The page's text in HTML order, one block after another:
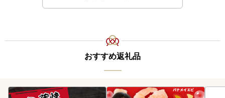
おすすめ返礼品